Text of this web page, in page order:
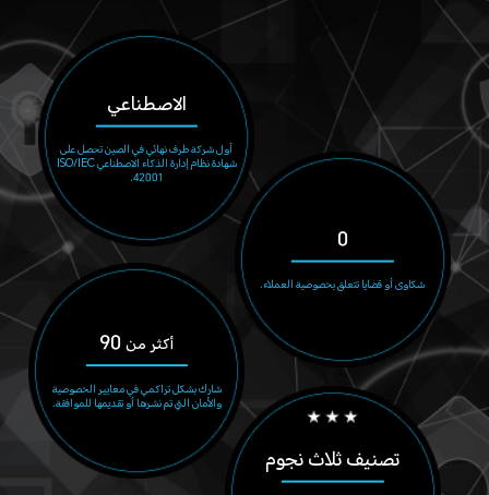
تصنيف ثلاث نجوم
أكثر من90
شارك بشكل تراكمي في معايير الخصوصية
والأمان التي تم نشرها أو تقديمها للموافقة.
0
شكاوى أو قضايا تتعلق بخصوصية العملاء.
الاصطناعي
أول شركة طرف نهائي في الصين تحصل على
شهادة نظام إدارة الذكاء الاصطناعي ISO/IEC
42001.